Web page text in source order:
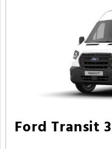
Ford Transit